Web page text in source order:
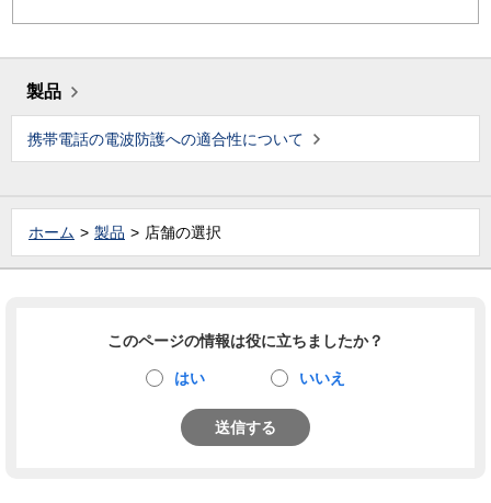
製品
携帯電話の電波防護への適合性について
ホーム 製品 店舗の選択
このページの情報は役に立ちましたか？
はい いいえ
送信する